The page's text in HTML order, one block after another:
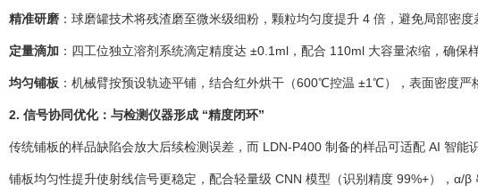
精准研磨 ：球磨罐技术将残渣磨至微米级细粉，颗粒均匀度提升 4 倍，避免局部密度
定量滴加 ：四工位独立溶剂系统滴定精度达 ±0.1ml，配合 110ml 大容量浓缩，确保
均匀铺板 ：机械臂按预设轨迹平铺，结合红外烘干（600℃控温 ±1℃），表面密度严
2. 信号协同优化：与检测仪器形成 “精度闭环”
传统铺板的样品缺陷会放大后续检测误差，而 LDN-P400 制备的样品可适配 AI 智能
铺板均匀性提升使射线信号更稳定，配合轻量级 CNN 模型（识别精度 99%+），α/β